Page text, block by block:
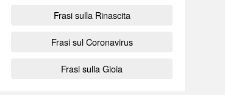
Frasi sulla Rinascita
Frasi sul Coronavirus
Frasi sulla Gioia